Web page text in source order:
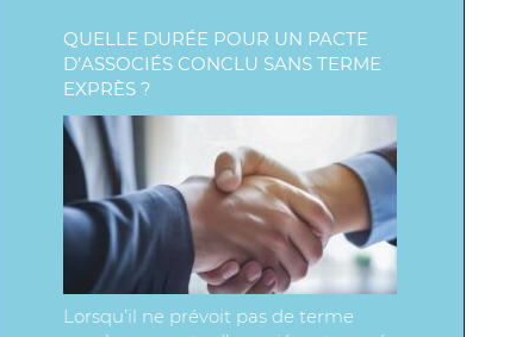
QUELLE DURÉE POUR UN PACTE
D’ASSOCIÉS CONCLU SANS TERME
EXPRÈS ?
Lorsqu’il ne prévoit pas de terme